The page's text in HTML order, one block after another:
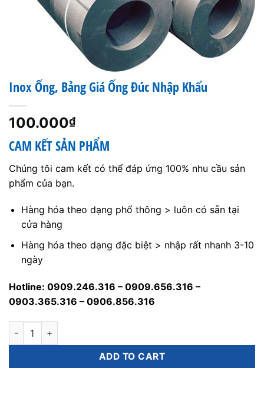
Inox Ống, Bảng Giá Ống Đúc Nhập Khẩu
100.000₫
CAM KẾT SẢN PHẨM
Chúng tôi cam kết có thể đáp ứng 100% nhu cầu sản
phẩm của bạn.
Hàng hóa theo dạng phổ thông > luôn có sẵn tại
cửa hàng
Hàng hóa theo dạng đặc biệt > nhập rất nhanh 3-10
ngày
Hotline: 0909.246.316 – 0909.656.316 –
0903.365.316 – 0906.856.316
Inox Ống, Bảng Giá Ống Đúc Nhập Khẩu quantity
ADD TO CART